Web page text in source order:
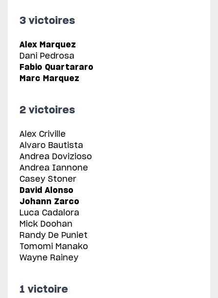
3 victoires
Alex Marquez
Dani Pedrosa
Fabio Quartararo
Marc Marquez
2 victoires
Alex Criville
Alvaro Bautista
Andrea Dovizioso
Andrea Iannone
Casey Stoner
David Alonso
Johann Zarco
Luca Cadalora
Mick Doohan
Randy De Puniet
Tomomi Manako
Wayne Rainey
1 victoire